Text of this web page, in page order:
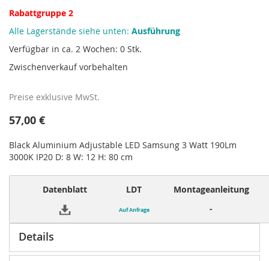
der
springen
Rabattgruppe 2
Alle Lagerstände siehe unten: Ausführung
Verfügbar in ca. 2 Wochen: 0 Stk.
Zwischenverkauf vorbehalten
Preise exklusive MwSt.
57,00 €
Black Aluminium Adjustable LED Samsung 3 Watt 190Lm
3000K IP20 D: 8 W: 12 H: 80 cm
Datenblatt LDT Montageanleitung
Auf Anfrage -
Details